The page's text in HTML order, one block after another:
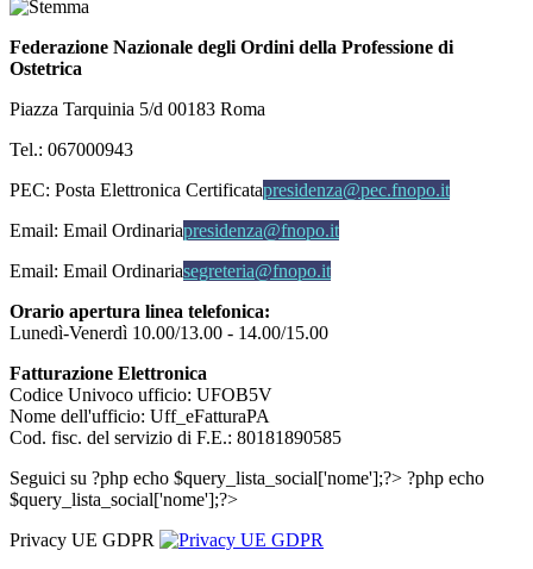
Federazione Nazionale degli Ordini della Professione di
Ostetrica
Piazza Tarquinia 5/d 00183 Roma
Tel.: 067000943
PEC: Posta Elettronica Certificatapresidenza@pec.fnopo.it
Email: Email Ordinariapresidenza@fnopo.it
Email: Email Ordinariasegreteria@fnopo.it
Orario apertura linea telefonica:
Lunedì-Venerdì 10.00/13.00 - 14.00/15.00
Fatturazione Elettronica
Codice Univoco ufficio: UFOB5V
Nome dell'ufficio: Uff_eFatturaPA
Cod. fisc. del servizio di F.E.: 80181890585
Seguici su ?php echo $query_lista_social['nome'];?> ?php echo
$query_lista_social['nome'];?>
Privacy UE GDPR